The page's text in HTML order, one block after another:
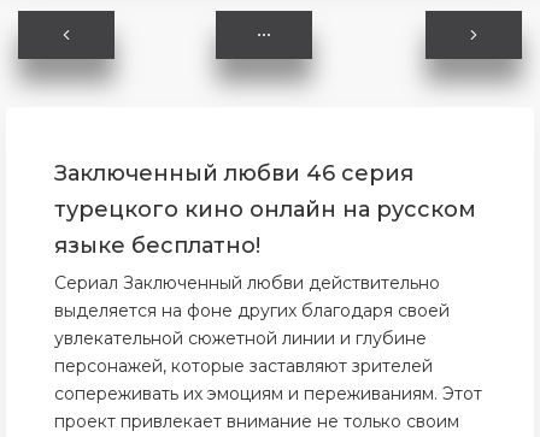
Заключенный любви 46 серия
турецкого кино онлайн на русском
языке бесплатно!
Сериал Заключенный любви действительно
выделяется на фоне других благодаря своей
увлекательной сюжетной линии и глубине
персонажей, которые заставляют зрителей
сопереживать их эмоциям и переживаниям. Этот
проект привлекает внимание не только своим